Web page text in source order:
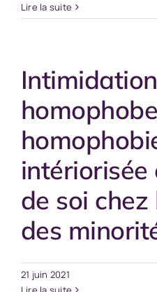
Lire la suite
Intimidation
intériorisée
de soi chez
des
21 juin 2021